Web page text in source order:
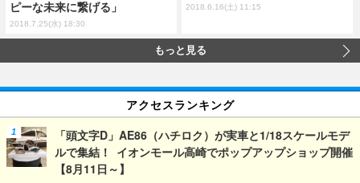
ピーな未来に繋げる」
2018.7.25(水) 18:30
2018.6.16(土) 11:15
もっと見る
アクセスランキング
「頭文字D」AE86（ハチロク）が実車と1/18スケールモデ
ルで集結！ イオンモール高崎でポップアップショップ開催
【8月11日～】